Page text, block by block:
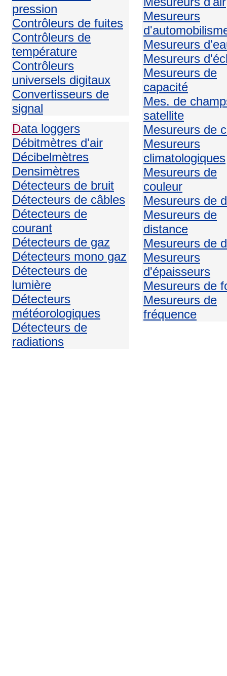
pression
Contrôleurs de fuites
Contrôleurs de
température
Contrôleurs
universels digitaux
Convertisseurs de
signal
Data loggers
Débitmètres d'air
Décibelmètres
Densimètres
Détecteurs de bruit
Détecteurs de câbles
Détecteurs de
courant
Détecteurs de gaz
Détecteurs mono gaz
Détecteurs de
lumière
Détecteurs
météorologiques
Détecteurs de
radiations
Mesureurs
Mesureurs
Mesureurs
Mesureurs de
capacité
Mes. de
satellite
Mesureurs de
Mesureurs
climatologiques
Mesureurs de
couleur
Mesureurs de
Mesureurs de
distance
Mesureurs de
Mesureurs
d'épaisseurs
Mesureurs de
Mesureurs de
fréquence